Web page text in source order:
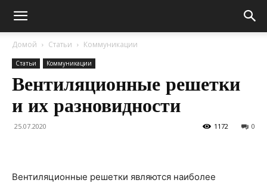
Домой Статьи Коммуникации
Статьи Коммуникации
Вентиляционные решетки
и их разновидности
25.07.2020 0
1172
Вентиляционные решетки являются наиболее